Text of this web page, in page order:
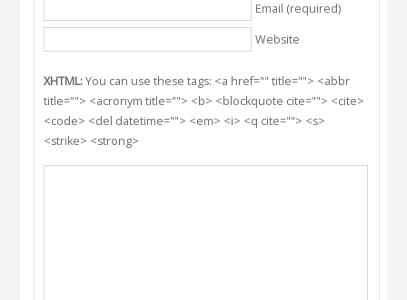
Email (required)
Website
XHTML:You can use these tags: <a href="" title=""> <abbr
title=""> <acronym title=""> <b> <blockquote cite=""> <cite>
<code> <del datetime=""> <em> <i> <q cite=""> <s>
<strike> <strong>